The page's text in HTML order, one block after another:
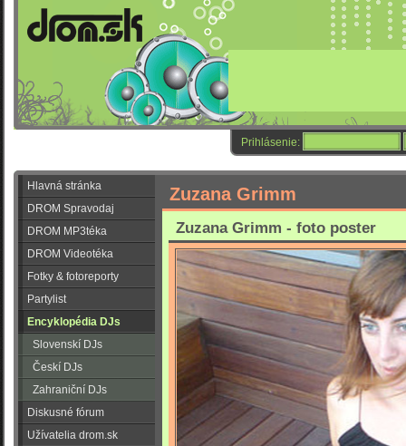
Prihlásenie:
Hlavná stránka
DROM Spravodaj
DROM MP3téka
DROM Videotéka
Fotky & fotoreporty
Partylist
Encyklopédia DJs
Slovenskí DJs
Českí DJs
Zahraniční DJs
Diskusné fórum
Užívatelia drom.sk
Zuzana Grimm
Zuzana Grimm - foto poster